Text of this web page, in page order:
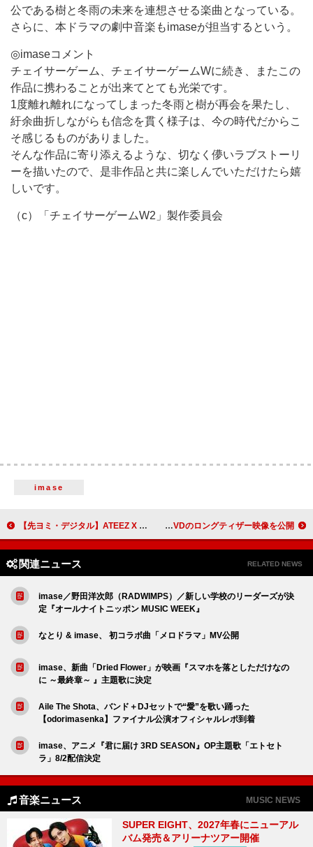
公である樹と冬雨の未来を連想させる楽曲となっている。
さらに、本ドラマの劇中音楽もimaseが担当するという。
◎imaseコメント
チェイサーゲーム、チェイサーゲームWに続き、またこの
作品に携わることが出来てとても光栄です。
1度離れ離れになってしまった冬雨と樹が再会を果たし、
紆余曲折しながらも信念を貫く様子は、今の時代だからこ
そ感じるものがありました。
そんな作品に寄り添えるような、切なく儚いラブストーリ
ーを描いたので、是非作品と共に楽しんでいただけたら嬉
しいです。
（c）「チェイサーゲームW2」製作委員会
imase
【先ヨミ・デジタル】ATEEZ X BE:FIRST「Royal」DLソング首位走行中 INI／ミスチルが追う Saucy Dog、【It Re:ARENA TOUR】ライブBlu-ray＆DVDのロングティザー映像を公開
関連ニュース RELATED NEWS
imase／野田洋次郎（RADWIMPS）／新しい学校のリーダーズが決
定『オールナイトニッポン MUSIC WEEK』
なとり & imase、 初コラボ曲「メロドラマ」MV公開
imase、新曲「Dried Flower」が映画『スマホを落としただけなの
に ～最終章～ 』主題歌に決定
Aile The Shota、バンド＋DJセットで“愛”を歌い踊った
【odorimasenka】ファイナル公演オフィシャルレポ到着
imase、アニメ『君に届け 3RD SEASON』OP主題歌「エトセト
ラ」8/2配信決定
音楽ニュース MUSIC NEWS
SUPER EIGHT、2027年春にニューアル
バム発売＆アリーナツアー開催